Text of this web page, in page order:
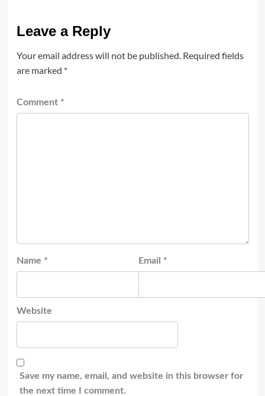
Leave a Reply
Your email address will not be published. Required fields
are marked *
Comment *
Name * Email *
Website
Save my name, email, and website in this browser for
the next time I comment.